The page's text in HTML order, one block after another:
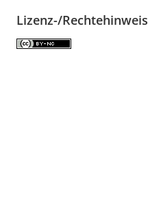
Lizenz-/Rechtehinweis